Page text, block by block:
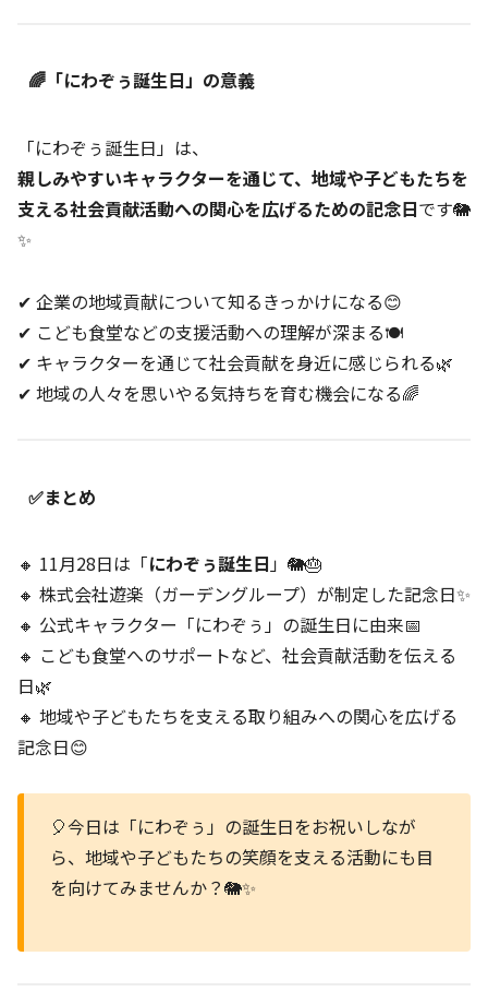
🌈「にわぞぅ誕生日」の意義
「にわぞぅ誕生日」は、
親しみやすいキャラクターを通じて、地域や子どもたちを
支える社会貢献活動への関心を広げるための記念日です🐘
✨
✔ 企業の地域貢献について知るきっかけになる😊
✔ こども食堂などの支援活動への理解が深まる🍽️
✔ キャラクターを通じて社会貢献を身近に感じられる🌿
✔ 地域の人々を思いやる気持ちを育む機会になる🌈
✅まとめ
🔸 11月28日は「にわぞぅ誕生日」🐘🎂
🔸 株式会社遊楽（ガーデングループ）が制定した記念日✨
🔸 公式キャラクター「にわぞぅ」の誕生日に由来📅
🔸 こども食堂へのサポートなど、社会貢献活動を伝える
日🌿
🔸 地域や子どもたちを支える取り組みへの関心を広げる
記念日😊
🎈今日は「にわぞぅ」の誕生日をお祝いしなが
ら、地域や子どもたちの笑顔を支える活動にも目
を向けてみませんか？🐘✨